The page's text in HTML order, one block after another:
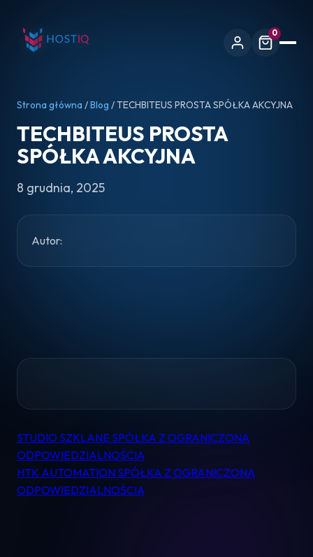
0
Home
Pomoc
Strona główna /Blog / TECHBITEUS PROSTA SPÓŁKA AKCYJNA
TECHBITEUS PROSTA
SPÓŁKA AKCYJNA
8 grudnia, 2025
Autor:
Nawigacja
wpisu
STUDIO SZKLANE SPÓŁKA Z OGRANICZONĄ
ODPOWIEDZIALNOŚCIĄ
HTK AUTOMATION SPÓŁKA Z OGRANICZONĄ
ODPOWIEDZIALNOŚCIĄ